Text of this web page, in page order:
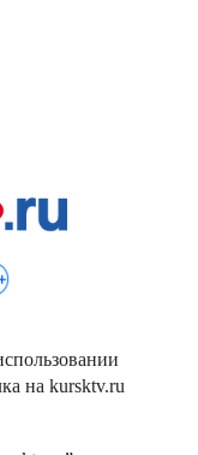
на kursktv.ru